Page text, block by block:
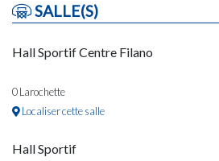
SALLE(S)
Hall Sportif Centre Filano
0 Larochette
Localiser cette salle
Hall Sportif